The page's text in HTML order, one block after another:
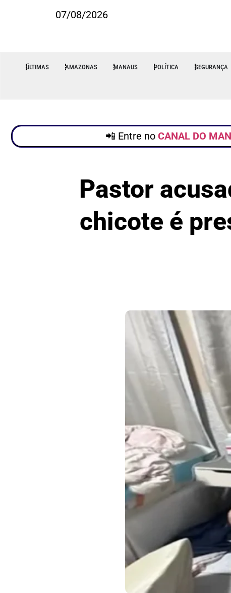
07/08/2026
ÚLTIMAS AMAZONAS MANAUS POLÍTICA SEGURANÇA
📲 Entre no CANAL DO
Pastor
chicote é